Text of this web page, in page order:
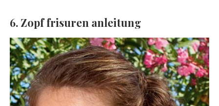
6. Zopf frisuren anleitung